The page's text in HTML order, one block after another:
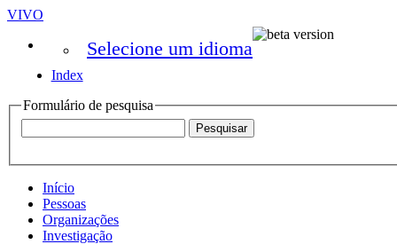
VIVO
Selecione um idioma
Index
Formulário de pesquisa
Início
Pessoas
Organizações
Investigação